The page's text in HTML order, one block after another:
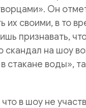
Он
их своими, в то
признавать,
скандал на шоу
стакане воды»,
в шоу не